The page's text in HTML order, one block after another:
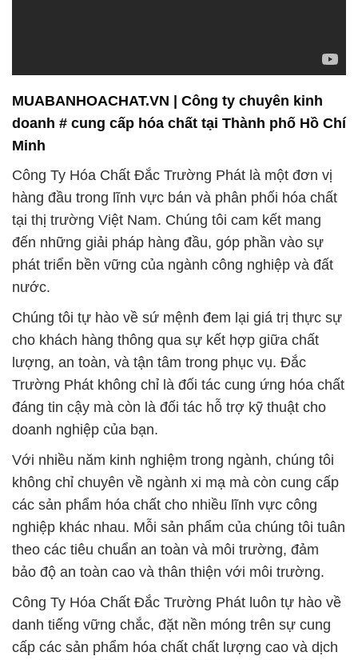
MUABANHOACHAT.VN | Công ty chuyên kinh
doanh # cung cấp hóa chất tại Thành phố Hồ Chí
Minh
Công Ty Hóa Chất Đắc Trường Phát là một đơn vị
hàng đầu trong lĩnh vực bán và phân phối hóa chất
tại thị trường Việt Nam. Chúng tôi cam kết mang
đến những giải pháp hàng đầu, góp phần vào sự
phát triển bền vững của ngành công nghiệp và đất
nước.
Chúng tôi tự hào về sứ mệnh đem lại giá trị thực sự
cho khách hàng thông qua sự kết hợp giữa chất
lượng, an toàn, và tận tâm trong phục vụ. Đắc
Trường Phát không chỉ là đối tác cung ứng hóa chất
đáng tin cậy mà còn là đối tác hỗ trợ kỹ thuật cho
doanh nghiệp của bạn.
Với nhiều năm kinh nghiệm trong ngành, chúng tôi
không chỉ chuyên về ngành xi mạ mà còn cung cấp
các sản phẩm hóa chất cho nhiều lĩnh vực công
nghiệp khác nhau. Mỗi sản phẩm của chúng tôi tuân
theo các tiêu chuẩn an toàn và môi trường, đảm
bảo độ an toàn cao và thân thiện với môi trường.
Công Ty Hóa Chất Đắc Trường Phát luôn tự hào về
danh tiếng vững chắc, đặt nền móng trên sự cung
cấp các sản phẩm hóa chất chất lượng cao và dịch